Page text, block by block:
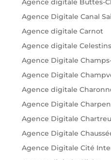
Agence digitale Buttes-
Agence Digitale Canal
Agence digitale Carnot
Agence digitale Celestins
Agence Digitale
Agence Digitale
Agence digitale
Agence Digitale
Agence Digitale
Agence Digitale
Agence Digitale Cité